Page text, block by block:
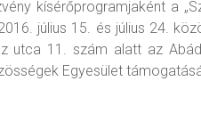
kísérőprogramjaként a
július 15. és július 24.
utca 11. szám alatt az
Egyesület